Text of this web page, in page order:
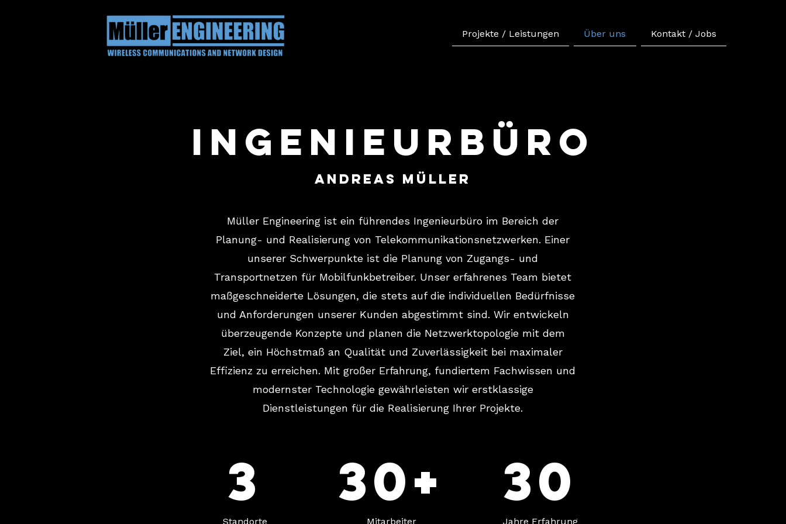
Projekte / Leistungen Über uns Kontakt / Jobs
Ingenieurbüro
andreas Müller
Müller Engineering ist ein führendes Ingenieurbüro im Bereich der
Planung- und Realisierung von Telekommunikationsnetzwerken. Einer
unserer Schwerpunkte ist die Planung von Zugangs- und
Transportnetzen für Mobilfunkbetreiber. Unser erfahrenes Team bietet
maßgeschneiderte Lösungen, die stets auf die individuellen Bedürfnisse
und Anforderungen unserer Kunden abgestimmt sind. Wir entwickeln
überzeugende Konzepte und planen die Netzwerktopologie mit dem
Ziel, ein Höchstmaß an Qualität und Zuverlässigkeit bei maximaler
Effizienz zu erreichen. Mit großer Erfahrung, fundiertem Fachwissen und
modernster Technologie gewährleisten wir erstklassige
Dienstleistungen für die Realisierung Ihrer Projekte.
3
Standorte
30+
Mitarbeiter
30
Jahre Erfahrung